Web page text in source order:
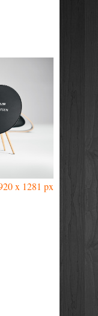
x 1281 px